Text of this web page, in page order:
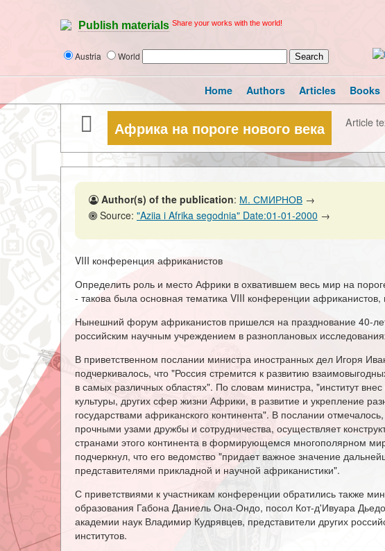
Publish materials Share your works with the world!
Austria World
Home Authors Articles Books
Африка на пороге нового века Article
Author(s) of the publication: М. СМИРНОВ →
Source: "Aziia i Afrika segodnia" Date:01-01-2000 →
VIII конференция африканистов
Определить роль и место Африки в охватившем весь мир на
- такова была основная тематика VIII конференции
Нынешний форум африканистов пришелся на празднование 40-
российским научным учреждением в разноплановых
В приветственном послании министра иностранных дел Игоря
подчеркивалось, что "Россия стремится к развитию
в самых различных областях". По словам министра, "институт
культуры, других сфер жизни Африки, в развитие и укрепление
государствами африканского континента". В послании
прочными узами дружбы и сотрудничества, осуществляет
странами этого континента в формирующемся многополярном
подчеркнул, что его ведомство "придает важное значение
представителями прикладной и научной африканистики".
С приветствиями к участникам конференции обратились также
образования Габона Даниель Она-Ондо, посол Кот-д'Ивуара
академии наук Владимир Кудрявцев, представители других
институтов.